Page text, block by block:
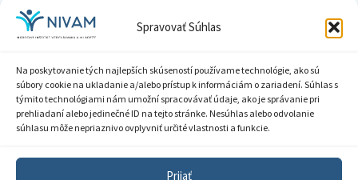
Spravovať Súhlas
Na poskytovanie tých najlepších skúseností používame technológie, ako sú
súbory cookie na ukladanie a/alebo prístup k informáciám o zariadení. Súhlas s
týmito technológiami nám umožní spracovávať údaje, ako je správanie pri
prehliadaní alebo jedinečné ID na tejto stránke. Nesúhlas alebo odvolanie
súhlasu môže nepriaznivo ovplyvniť určité vlastnosti a funkcie.
Prijať
IČO: 00164348
DIČ: 2020798714
Zásady ochrany súkromia